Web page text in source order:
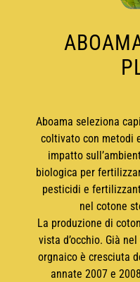
Aboama seleziona
coltivato con metodi
impatto
biologica per
pesticidi e
nel cotone
La produzione di
vista d’occhio. Già
orgnaico è cresciuta
annate 2007 e